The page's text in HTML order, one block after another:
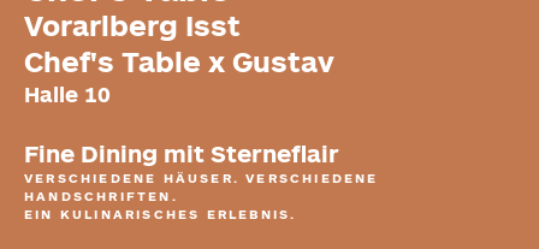
Vorarlberg Isst
Chef's Table x Gustav
Halle 10
Fine Dining mit Sterneflair
VERSCHIEDENE HÄUSER. VERSCHIEDENE
HANDSCHRIFTEN.
EIN KULINARISCHES ERLEBNIS.